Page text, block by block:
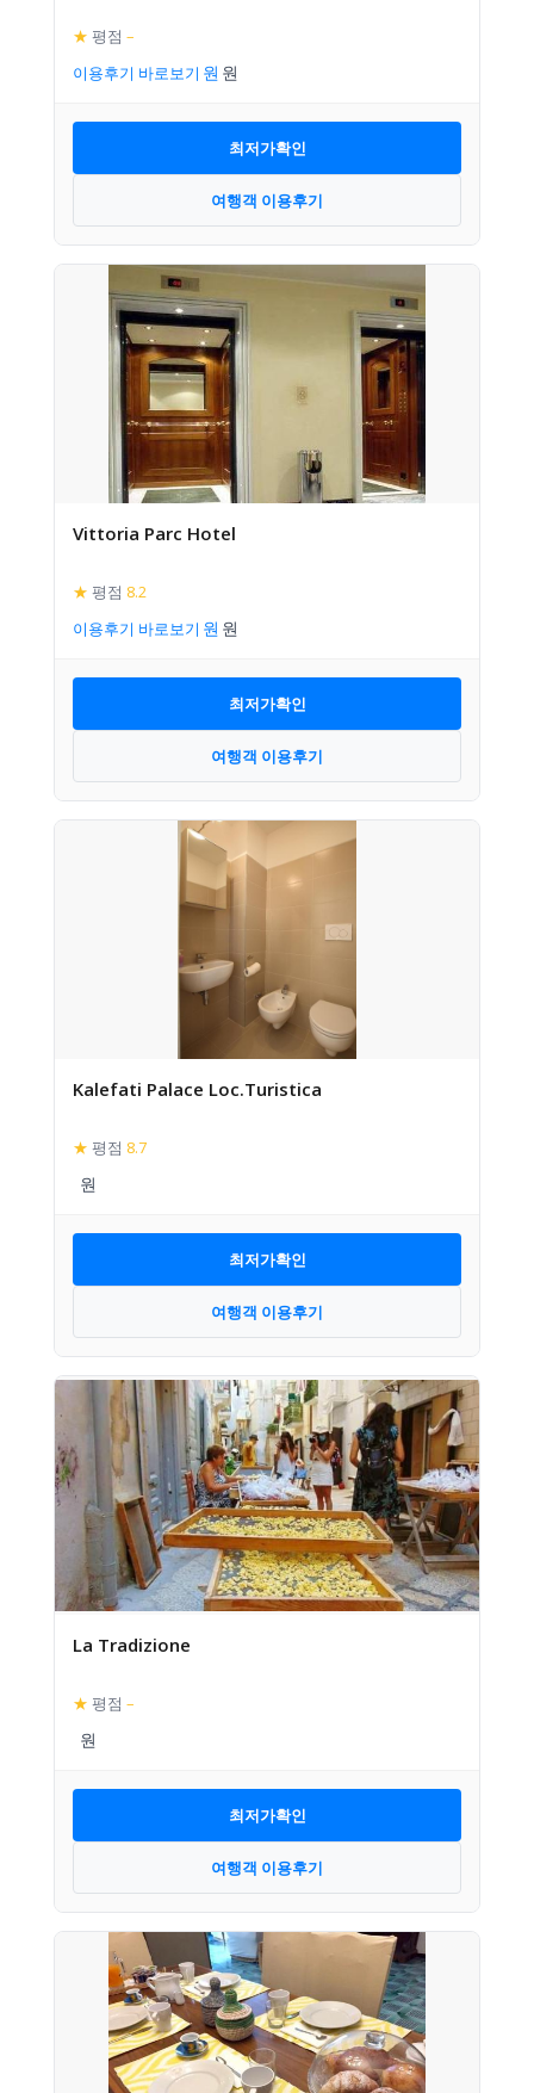
★ 평점 –
이용후기 바로보기
최저가확인
여행객 이용후기
Vittoria Parc Hotel
★ 평점 8.2
이용후기 바로보기
최저가확인
여행객 이용후기
Kalefati Palace Loc.Turistica
★ 평점 8.7
최저가확인
여행객 이용후기
La Tradizione
★ 평점 –
최저가확인
여행객 이용후기